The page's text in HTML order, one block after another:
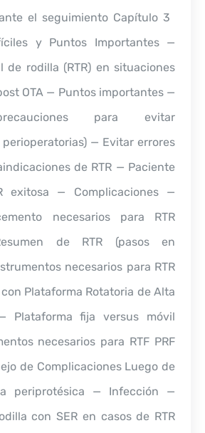
el seguimiento Capítulo 3 
y Puntos Importantes —
de rodilla (RTR) en situaciones
OTA — Puntos importantes —
para evitar
— Evitar errores
de RTR — Paciente
exitosa — Complicaciones —
necesarios para RTR
de RTR (pasos en
necesarios para RTR
con Plataforma Rotatoria de Alta
Plataforma fija versus móvil
necesarios para RTF PRF
de Complicaciones Luego de
periprotésica — Infección —
con SER en casos de RTR